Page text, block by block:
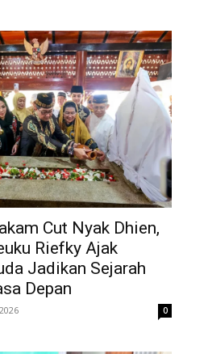
Cut Nyak Dhien,
Riefky Ajak
Jadikan Sejarah
Depan
0